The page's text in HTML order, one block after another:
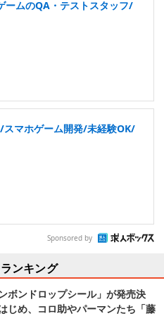
ームのQA・テストスタッフ/
スマホゲーム開発/未経験OK/
Sponsored by
ンキング
ボンドロップシール」が発売決
じめ、コロ助やパーマンたち「藤